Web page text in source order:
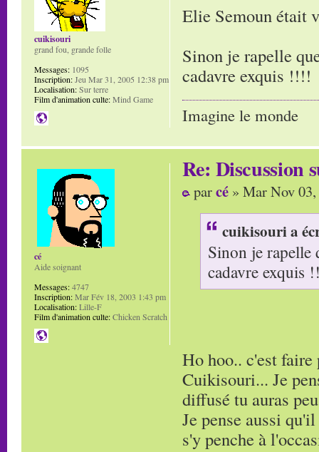
Elie Semoun était
Sinon je rapelle
cadavre exquis !!!!
Imagine le monde
cuikisouri
grand fou, grande folle
Messages: 1095
Inscription:Jeu Mar 31, 2005 12:38 pm
Localisation:Sur terre
Film d'animation culte:Mind Game
Re: Discussion
parcé » Mar Nov
cuikisouri a
Sinon je rapelle
cadavre exquis
Ho hoo.. c'est faire
Cuikisouri... Je
diffusé tu auras
Je pense aussi
s'y penche à
cé
Aide soignant
Messages:4747
Inscription:Mar Fév 18, 2003 1:43 pm
Localisation:Lille-F
Film d'animation culte:Chicken Scratch